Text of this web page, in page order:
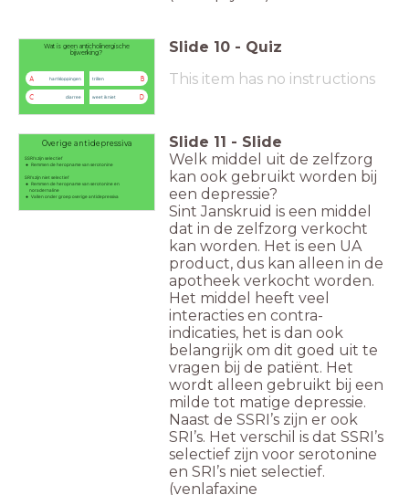
Wat is geen anticholinergische
bijwerking?
A hartkloppingen B
trillen
C diarree D
weet ik niet
Slide 10 - Quiz
This item has no instructions
Overige antidepressiva
SSRI’s zijn selectief
Remmen de heropname van serotonine
SRI’s zijn niet selectief
Remmen de heropname van serotonine en
noradernaline
Vallen onder groep overige antidepressiva
Slide 11 - Slide
Welk middel uit de zelfzorg
kan ook gebruikt worden bij
een depressie?
Sint Janskruid is een middel
dat in de zelfzorg verkocht
kan worden. Het is een UA
product, dus kan alleen in de
apotheek verkocht worden.
Het middel heeft veel
interacties en contra-
indicaties, het is dan ook
belangrijk om dit goed uit te
vragen bij de patiënt. Het
wordt alleen gebruikt bij een
milde tot matige depressie.
Naast de SSRI’s zijn er ook
SRI’s. Het verschil is dat SSRI’s
selectief zijn voor serotonine
en SRI’s niet selectief.
(venlafaxine